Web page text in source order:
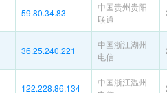
59.80.34.83
中国贵州贵阳
联通
36.25.240.221
中国浙江湖州
电信
122.228.86.134
中国浙江温州